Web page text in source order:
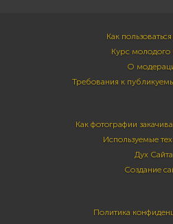
Как
Курс молодого
О
Требования к
Как фотографии
Используемые
Дух Сайта
Создание
Политика